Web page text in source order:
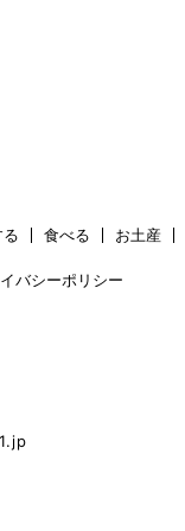
食べる お土産
バシーポリシー